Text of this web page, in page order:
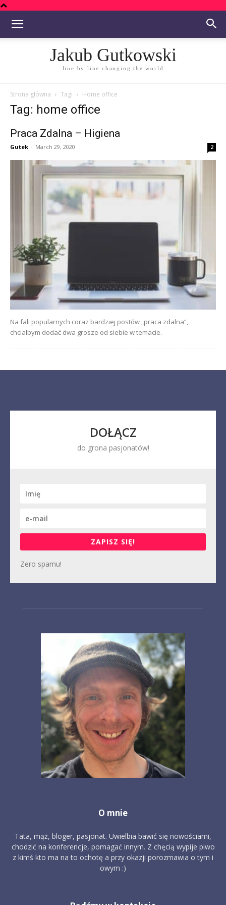
Jakub Gutkowski
line by line changing the world
Strona główna Tagi Home office
Tag: home office
Praca Zdalna – Higiena
Gutek - March 29, 2020 2
Na fali popularnych coraz bardziej postów „praca zdalna”,
chciałbym dodać dwa grosze od siebie w temacie.
DOŁĄCZ
do grona pasjonatów!
ZAPISZ SIĘ!
Zero spamu!
O mnie
Tata, mąż, bloger, pasjonat. Uwielbia bawić się nowościami,
chodzić na konferencje, pomagać innym. Z chęcią wypije piwo
z kimś kto ma na to ochotę a przy okazji porozmawia o tym i
owym :)